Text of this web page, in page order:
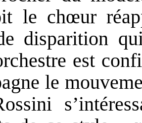
le chœur
disparition
est
le